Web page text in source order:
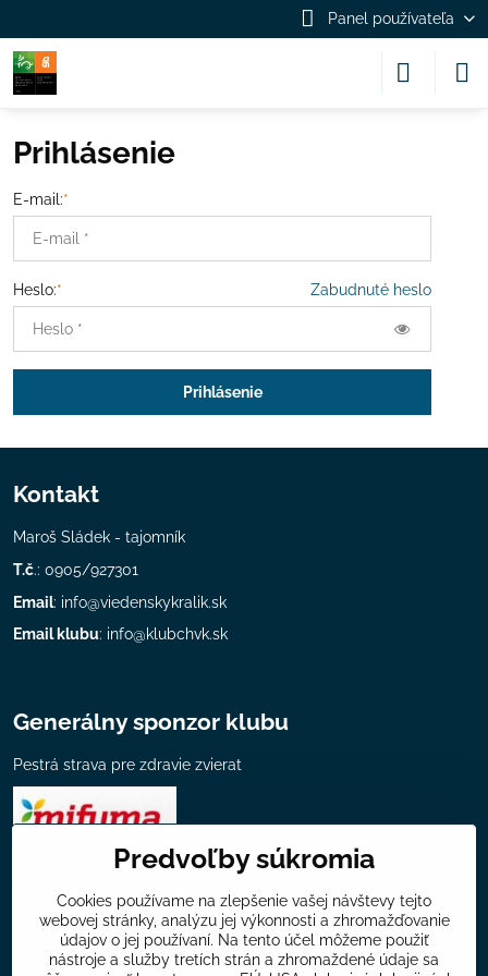
Panel používateľa
Prihlásenie
E-mail:*
Zabudnuté heslo
Heslo:*
Prihlásenie
Kontakt
Maroš Sládek - tajomník
T.č.: 0905/927301
Email: info@viedenskykralik.sk
Email klubu: info@klubchvk.sk
Generálny sponzor klubu
Pestrá strava pre zdravie zvierat
Všeobecné informácie
Mapa chovateľov klubu
Ponuka klubu
Predvoľby súkromia
Cookies používame na zlepšenie vašej návštevy tejto
webovej stránky, analýzu jej výkonnosti a zhromažďovanie
údajov o jej používaní. Na tento účel môžeme použiť
nástroje a služby tretích strán a zhromaždené údaje sa